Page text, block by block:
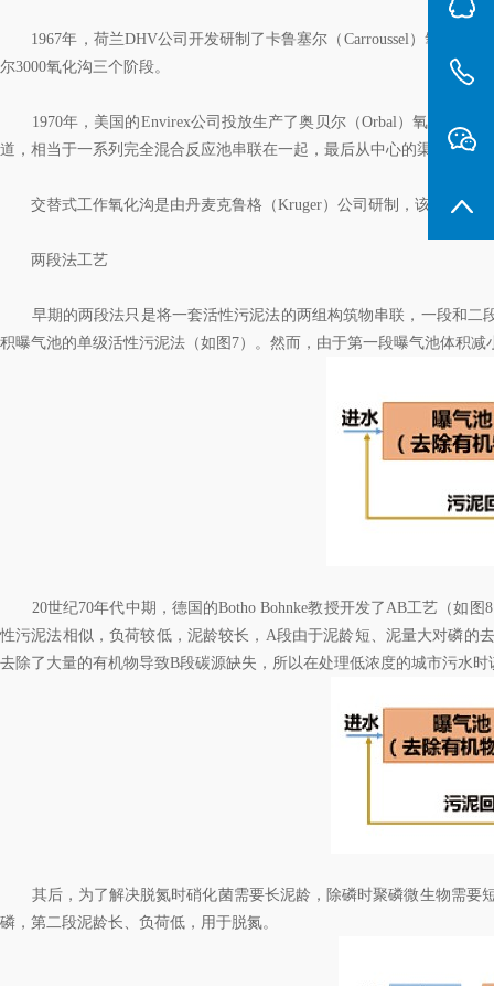
1967年，荷兰DHV公司开发研制了卡鲁塞尔（Carroussel）氧化沟。
尔3000氧化沟三个阶段。
1970年，美国的Envirex公司投放生产了奥贝尔（Orbal）氧化沟。
道，相当于一系列完全混合反应池串联在一起，最后从中心的渠道排出。
交替式工作氧化沟是由丹麦克鲁格（Kruger）公司研制，该工艺造
两段法工艺
早期的两段法只是将一套活性污泥法的两组构筑物串联，一段和二
积曝气池的单级活性污泥法（如图7）。然而，由于第一段曝气池体积
20世纪70年代中期，德国的Botho Bohnke教授开发了AB工艺（如图
性污泥法相似，负荷较低，泥龄较长，A段由于泥龄短、泥量大对磷的
去除了大量的有机物导致B段碳源缺失，所以在处理低浓度的城市污水
其后，为了解决脱氮时硝化菌需要长泥龄，除磷时聚磷微生物需要
磷，第二段泥龄长、负荷低，用于脱氮。